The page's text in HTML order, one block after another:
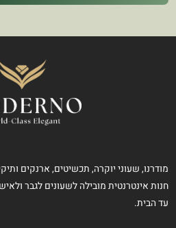
מודרנו, שעוני יוקרה, תכשיטים, ארנקים
חנות אינטרנטית מובילה לשעונים לגבר
עד הבית.